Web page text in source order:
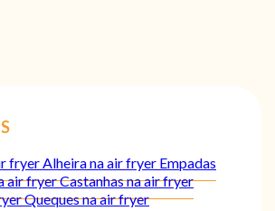
fryerAlheira na air fryer Empadas
air fryerCastanhas na air fryer
Queques na air fryer